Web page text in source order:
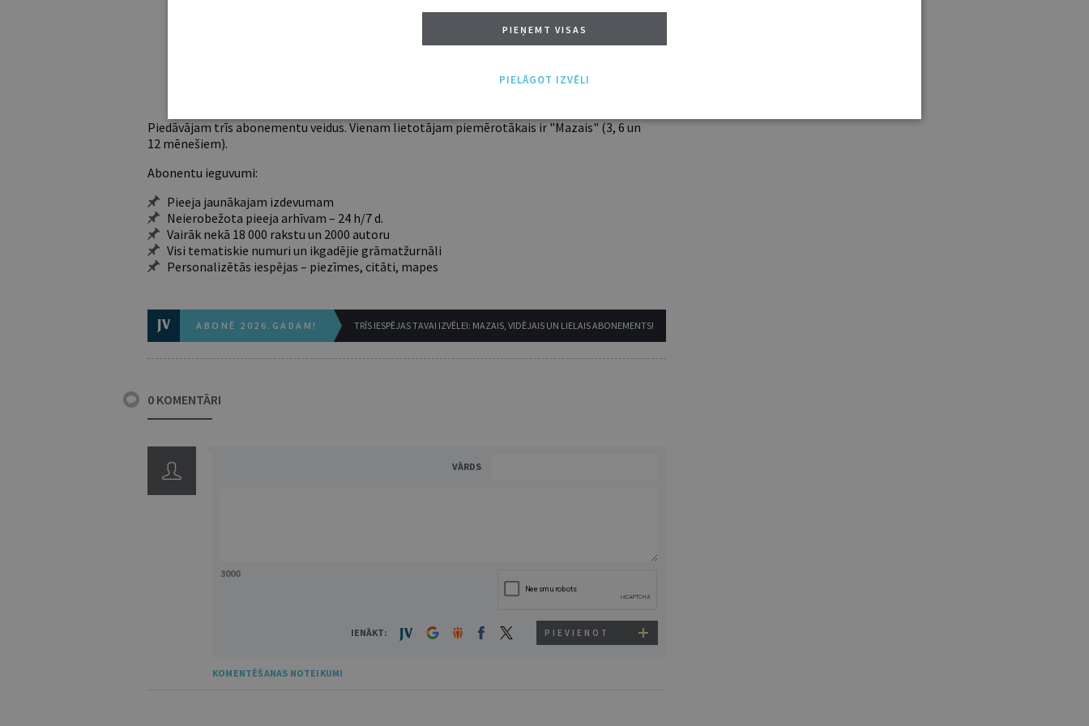
Ja vēl neesi abonents, aicinām pievienoties lasītāju pulkam.
Piedāvājam trīs abonementu veidus. Vienam lietotājam piemērotākais ir "Mazais" (3, 6 un
12 mēnešiem).
Abonentu ieguvumi:
Pieeja jaunākajam izdevumam
Neierobežota pieeja arhīvam – 24 h/7 d.
Vairāk nekā 18 000 rakstu un 2000 autoru
Visi tematiskie numuri un ikgadējie grāmatžurnāli
Personalizētās iespējas – piezīmes, citāti, mapes
ABONĒ 2026.GADAM! TRĪS IESPĒJAS TAVAI IZVĒLEI: MAZAIS, VIDĒJAIS UN LIELAIS ABONEMENTS!
0 KOMENTĀRI
VĀRDS
3000
IENĀKT: PIEVIENOT
KOMENTĒŠANAS NOTEIKUMI
PIEŅEMT VISAS
PIELĀGOT IZVĒLI